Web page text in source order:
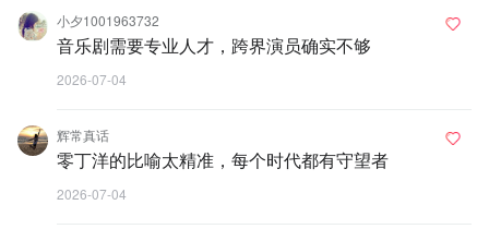
小夕1001963732
音乐剧需要专业人才，跨界演员确实不够
2026-07-04
辉常真话
零丁洋的比喻太精准，每个时代都有守望者
2026-07-04